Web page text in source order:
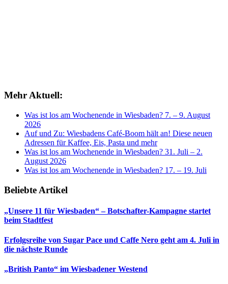
Mehr Aktuell:
Was ist los am Wochenende in Wiesbaden? 7. – 9. August
2026
Auf und Zu: Wiesbadens Café-Boom hält an! Diese neuen
Adressen für Kaffee, Eis, Pasta und mehr
Was ist los am Wochenende in Wiesbaden? 31. Juli – 2.
August 2026
Was ist los am Wochenende in Wiesbaden? 17. – 19. Juli
Beliebte Artikel
„Unsere 11 für Wiesbaden“ – Botschafter-Kampagne startet
beim Stadtfest
Erfolgsreihe von Sugar Pace und Caffe Nero geht am 4. Juli in
die nächste Runde
„British Panto“ im Wiesbadener Westend